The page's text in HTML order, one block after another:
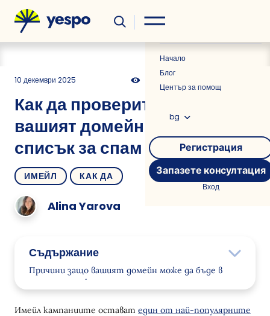
Новини
Начало
Блог
Център за помощ
bg
Регистрация
Запазете консултация
Вход
10 декември 2025
ИМЕЙЛ КАК ДА
Как да проверите дали
вашият домейн е в черен
списък за спам
Alina Yarova
Съдържание
Причини защо вашият домейн може да бъде в
черния списък
Жалби за спам
Имейл кампаниите остават един от най-популярните